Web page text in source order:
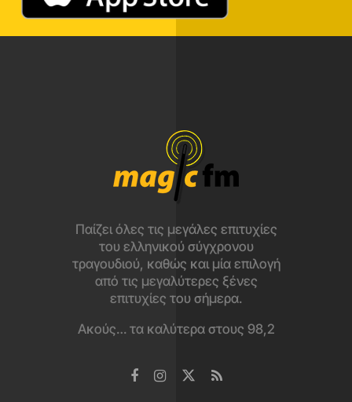
Παίζει όλες τις μεγάλες επιτυχίες
του ελληνικού σύγχρονου
τραγουδιού, καθώς και μία επιλογή
από τις μεγαλύτερες ξένες
επιτυχίες του σήμερα.
Ακούς… τα καλύτερα στους 98,2